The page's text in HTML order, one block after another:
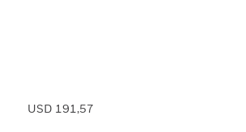
USD 191,57